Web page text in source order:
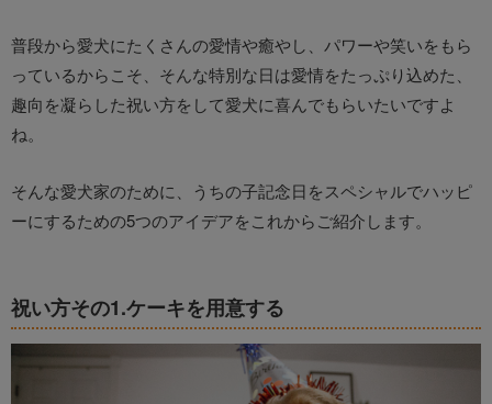
普段から愛犬にたくさんの愛情や癒やし、パワーや笑いをもら
っているからこそ、そんな特別な日は愛情をたっぷり込めた、
趣向を凝らした祝い方をして愛犬に喜んでもらいたいですよ
ね。
そんな愛犬家のために、うちの子記念日をスペシャルでハッピ
ーにするための5つのアイデアをこれからご紹介します。
祝い方その1.ケーキを用意する